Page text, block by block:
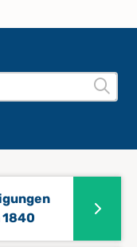
1840